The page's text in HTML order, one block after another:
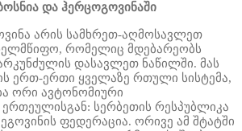
და ჰერცოგოვინაში
არის სამხრეთ-აღმოსავლეთ
რომელიც მდებარეობს
დასავლეთ ნაწილში. მას
ერთ-ერთი ყველაზე რთული სისტემა,
ორი ავტონომიური
სერბეთის რესპუბლიკა
ფედერაცია. ორივე ამ შტატში